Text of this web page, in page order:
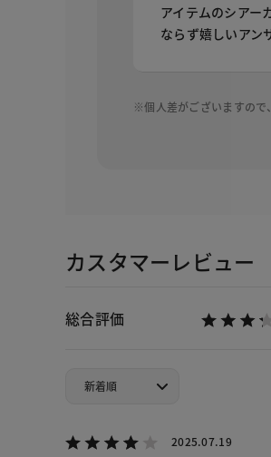
アイテムのシアー
ならず嬉しいアン
※個人差がございますので
カスタマーレビュー
総合評価
2025.07.19